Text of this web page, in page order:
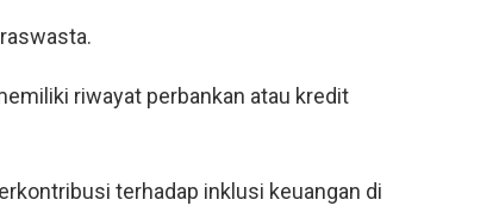
riwayat perbankan atau kredit
terhadap inklusi keuangan di